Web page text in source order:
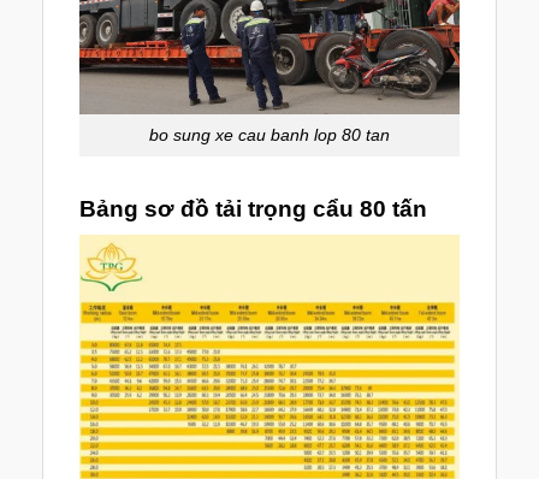
bo sung xe cau banh lop 80 tan
Bảng sơ đồ tải trọng cẩu 80 tấn